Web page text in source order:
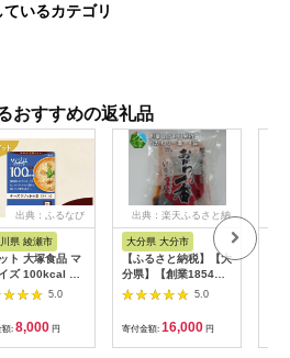
いるカテゴリ
おすすめの返礼品
出典：ふるなび
県 綾瀬市
ト 大塚食品 マ
ズ 100kcal チ
ゾットの素 10
ーダ パルメザン
チェダー コク
厚 チキン 白ワ
ラックペッパ
5.0
額: 8,000 円
出典：楽天ふるさと納
大分県 大分市
【ふるさと納税】【大
分県】【創業1854
年】【発祥】おかわり
一番 4袋 佃煮セット
惣菜 国産 煮干し いり
こ 昆布 かつお削りぶ
し ごま 特製たれ 手軽
5.0
寄付金額: 16,000 円